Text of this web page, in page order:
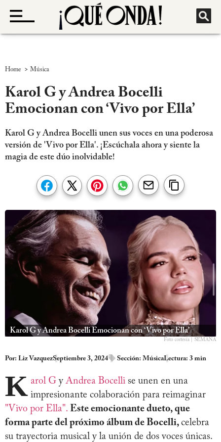
Home > Música
Karol G y Andrea Bocelli
Emocionan con ‘Vivo por Ella’
Karol G y Andrea Bocelli unen sus voces en una poderosa
versión de 'Vivo por Ella'. ¡Escúchala ahora y siente la
magia de este dúo inolvidable!
Karol G y Andrea Bocelli Emocionan con ‘Vivo por Ella’
Foto cortesía | SEMANA
Por: Liz VazquezSeptiembre 3, 2024 Sección: MúsicaLectura: 3 min
K arol G y Andrea Bocelli se unen en una
impresionante colaboración para reimaginar
"Vivo por Ella". Este emocionante dueto, que
forma parte del próximo álbum de Bocelli, celebra
su trayectoria musical y la unión de dos voces únicas.